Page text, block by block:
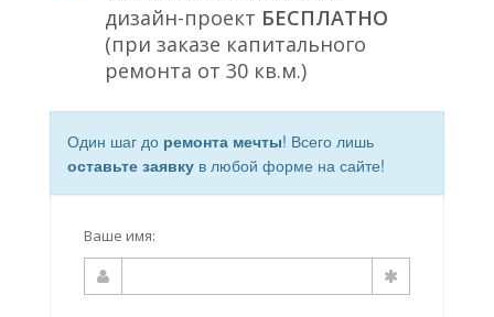
дизайн-проект БЕСПЛАТНО
(при заказе капитального
ремонта от 30 кв.м.)
Один шаг до ремонта мечты! Всего лишь
оставьте заявку в любой форме на сайте!
Ваше имя: